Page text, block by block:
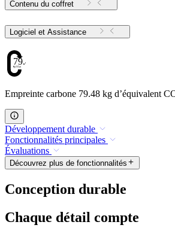
Contenu du coffret
Logiciel et Assistance
79.48
Empreinte carbone 79.48 kg d’équivalent
Développement durable
Fonctionnalités principales
Évaluations
Découvrez plus de fonctionnalités
Conception durable
Chaque détail compte